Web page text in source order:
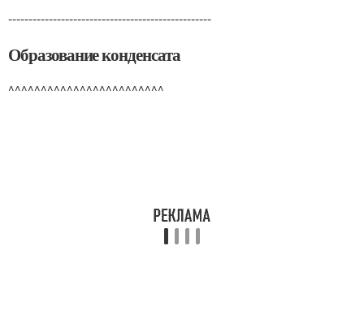
--------------------------------------------------
Образование конденсата
^^^^^^^^^^^^^^^^^^^^^^^^